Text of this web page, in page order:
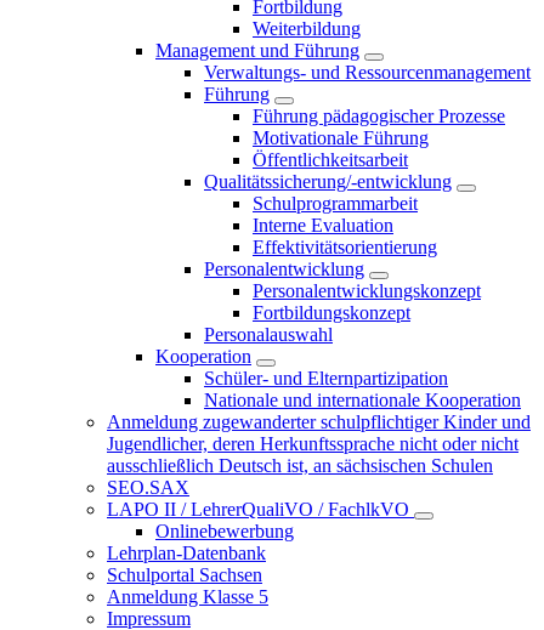
Fortbildung
Weiterbildung
Management und Führung
Verwaltungs- und Ressourcenmanagement
Führung
Führung pädagogischer Prozesse
Motivationale Führung
Öffentlichkeitsarbeit
Qualitätssicherung/-entwicklung
Schulprogrammarbeit
Interne Evaluation
Effektivitätsorientierung
Personalentwicklung
Personalentwicklungskonzept
Fortbildungskonzept
Personalauswahl
Kooperation
Schüler- und Elternpartizipation
Nationale und internationale Kooperation
Anmeldung zugewanderter schulpflichtiger Kinder und
Jugendlicher, deren Herkunftssprache nicht oder nicht
ausschließlich Deutsch ist, an sächsischen Schulen
SEO.SAX
LAPO II / LehrerQualiVO / FachlkVO
Onlinebewerbung
Lehrplan-Datenbank
Schulportal Sachsen
Anmeldung Klasse 5
Impressum